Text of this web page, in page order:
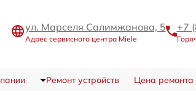
ул. Марселя Салимжанова, 5
Адрес сервисного центра Miele
+7
Ремонт устройств Цена ремонта